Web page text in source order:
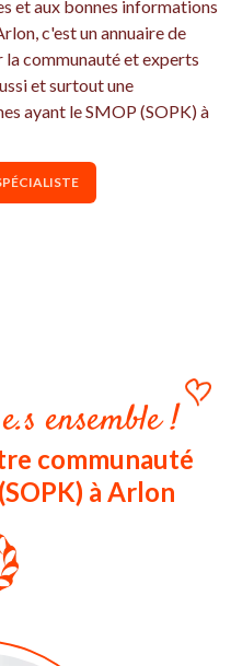
et aux bonnes informations
c'est un annuaire de
la communauté et experts
et surtout une
ayant le SMOP (SOPK) à
ensemble !
communauté
à Arlon